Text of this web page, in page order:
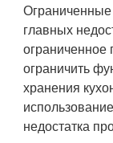
главных
ограниченное
ограничить
хранения
недостатка